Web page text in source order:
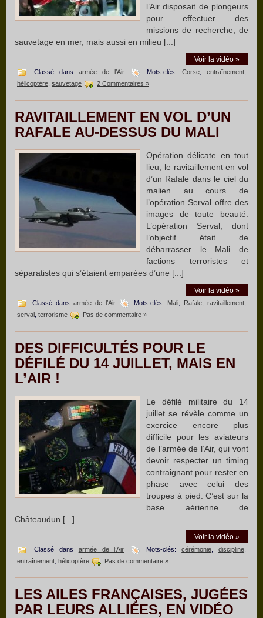
l’Air disposait de plongeurs
pour effectuer des
missions de recherche, de
sauvetage en mer, mais aussi en milieu [...]
Voir la vidéo »
Classé dans armée de l’Air Mots-clés: Corse entraînement
hélicoptère sauvetage 2 Commentaires »
RAVITAILLEMENT EN VOL D’UN
RAFALE AU-DESSUS DU MALI
Opération délicate en tout
lieu, le ravitaillement en vol
d’un Rafale dans le ciel du
malien au cours de
l’opération Serval offre des
images de toute beauté.
L’opération Serval, dont
l’objectif était de
débarrasser le Mali de
factions terroristes et
séparatistes qui s’étaient emparées d’une [...]
Voir la vidéo »
Classé dans armée de l’Air Mots-clés: Mali Rafale ,ravitaillement
serval terrorisme Pas de commentaire »
DES DIFFICULTÉS POUR LE
DÉFILÉ DU 14 JUILLET, MAIS EN
L’AIR !
Le défilé militaire du 14
juillet se révèle comme un
exercice encore plus
difficile pour les aviateurs
de l’armée de l’Air, qui vont
devoir respecter un timing
contraignant pour rester en
phase avec celui des
troupes à pied. C’est sur la
base aérienne de
Châteaudun [...]
Voir la vidéo »
Classé dans armée de l’Air Mots-clés:cérémonie ,discipline
entraînement hélicoptère Pas de commentaire »
LES AILES FRANÇAISES, JUGÉES
PAR LEURS ALLIÉES, EN VIDÉO